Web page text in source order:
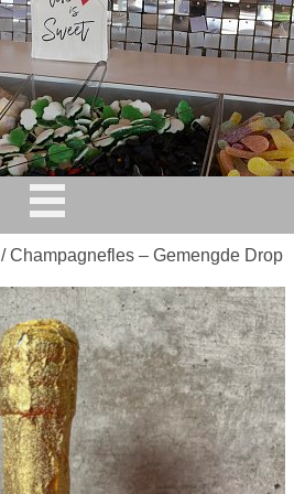
/ Champagnefles – Gemengde Drop